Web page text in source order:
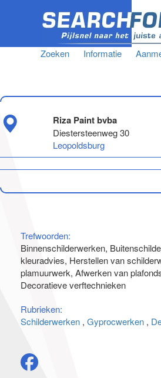
Zoeken Informatie
Riza Paint bvba
Diestersteenweg 30
Leopoldsburg
Trefwoorden:
Binnenschilderwerken
kleuradvies Herstellen van
plamuurwerk Afwerken van
Decoratieve verftechnieken
Rubrieken:
Schilderwerken Gyprocwerken